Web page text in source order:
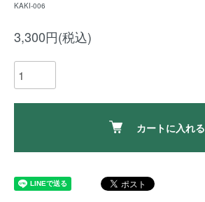
KAKI-006
3,300円(税込)
カートに入れる